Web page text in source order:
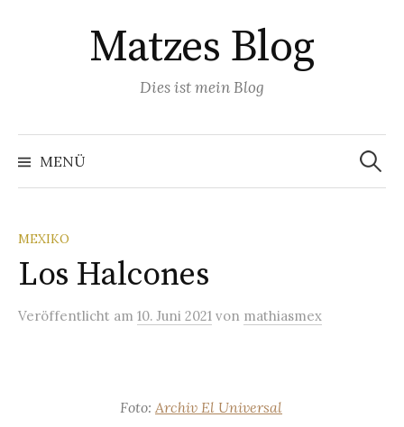
Matzes Blog
Dies ist mein Blog
MENÜ
Suchen
nach:
MEXIKO
Los Halcones
Veröffentlicht am 10. Juni 2021 von mathiasmex
Foto: Archiv El Universal